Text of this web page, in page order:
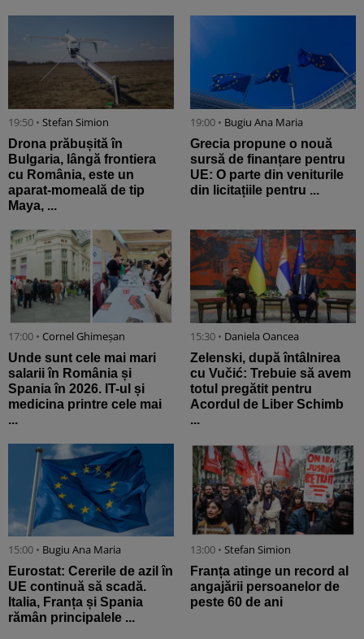
19:50 • Stefan Simion
Drona prăbușită în
Bulgaria, lângă frontiera
cu România, este un
aparat-momeală de tip
Maya, ...
19:00 • Bugiu ⁠Ana Maria
Grecia propune o nouă
sursă de finanțare pentru
UE: O parte din veniturile
din licitațiile pentru ...
17:00 • Cornel Ghimeșan
Unde sunt cele mai mari
salarii în România și
Spania în 2026. IT-ul și
medicina printre cele mai
...
15:30 • Daniela Oancea
Zelenski, după întâlnirea
cu Vučić: Trebuie să avem
totul pregătit pentru
Acordul de Liber Schimb
...
15:00 • Bugiu ⁠Ana Maria
Eurostat: Cererile de azil în
UE continuă să scadă.
Italia, Franța și Spania
rămân principalele ...
13:00 • Stefan Simion
Franța atinge un record al
angajării persoanelor de
peste 60 de ani